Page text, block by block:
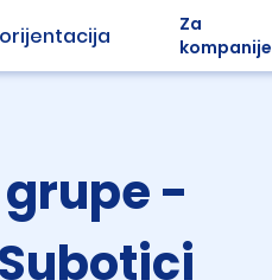
Za
kompanije
-